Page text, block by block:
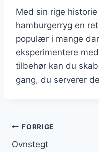
Med sin rige
hamburgerryg en
populær i mange
eksperimentere
tilbehør kan du
gang, du serverer
FORRIGE
Ovnstegt